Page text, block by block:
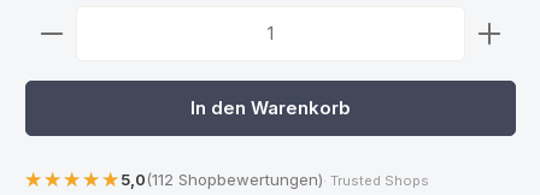
Produkt Anzahl: Gib den gewünschten Wert ein
In den Warenkorb
5,0(112 Shopbewertungen)· Trusted Shops